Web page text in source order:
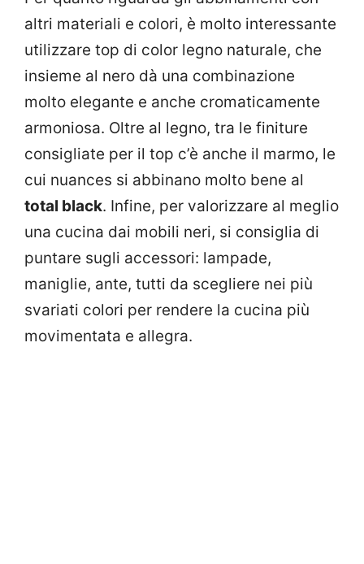
altri materiali e colori, è molto interessante
utilizzare top di color legno naturale, che
insieme al nero dà una combinazione
molto elegante e anche cromaticamente
armoniosa. Oltre al legno, tra le finiture
consigliate per il top c’è anche il marmo, le
cui nuances si abbinano molto bene al
total black. Infine, per valorizzare al meglio
una cucina dai mobili neri, si consiglia di
puntare sugli accessori: lampade,
maniglie, ante, tutti da scegliere nei più
svariati colori per rendere la cucina più
movimentata e allegra.